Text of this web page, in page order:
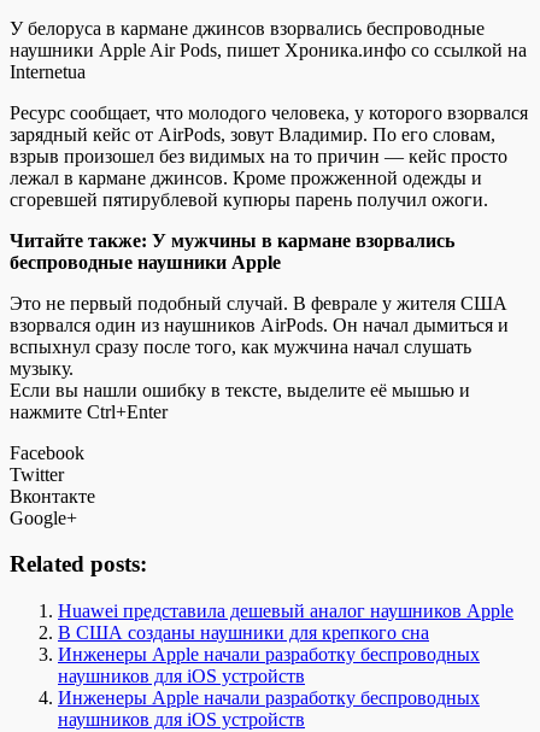
У белоруса в кармане джинсов взорвались беспроводные
наушники Apple Air Pods, пишет Хроника.инфо со ссылкой на
Internetua
Ресурс сообщает, что молодого человека, у которого взорвался
зарядный кейс от AirPods, зовут Владимир. По его словам,
взрыв произошел без видимых на то причин — кейс просто
лежал в кармане джинсов. Кроме прожженной одежды и
сгоревшей пятирублевой купюры парень получил ожоги.
Читайте также: У мужчины в кармане взорвались
беспроводные наушники Apple
Это не первый подобный случай. В феврале у жителя США
взорвался один из наушников AirPods. Он начал дымиться и
вспыхнул сразу после того, как мужчина начал слушать
музыку.
Если вы нашли ошибку в тексте, выделите её мышью и
нажмите Ctrl+Enter
Facebook
Twitter
Вконтакте
Google+
Related posts:
Huawei представила дешевый аналог наушников Apple
В США созданы наушники для крепкого сна
Инженеры Apple начали разработку беспроводных
наушников для iOS устройств
Инженеры Apple начали разработку беспроводных
наушников для iOS устройств